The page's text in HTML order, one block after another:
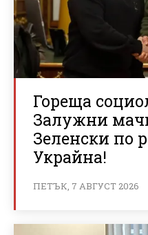
Гореща
Залужни
Зеленски по
Украйна!
ПЕТЪК, 7 АВГУСТ 2026